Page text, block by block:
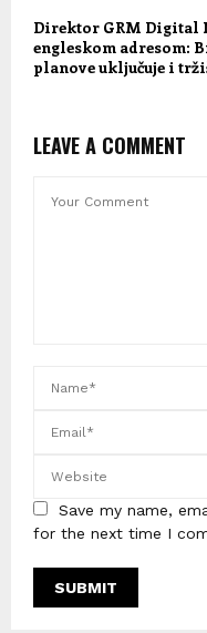
Direktor GRM Digital
engleskom adresom:
planove uključuje i
LEAVE A COMMENT
Save my name,
for the next time I